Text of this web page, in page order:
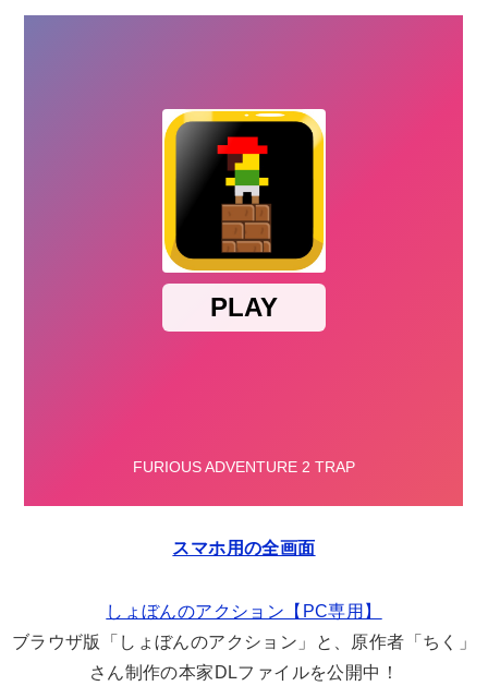
スマホ用の全画面
しょぼんのアクション【PC専用】
ブラウザ版「しょぼんのアクション」と、原作者「ちく」
さん制作の本家DLファイルを公開中！